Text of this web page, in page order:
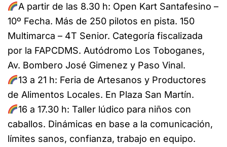
A partir de las 8.30 h: Open Kart Santafesino –
10º Fecha. Más de 250 pilotos en pista. 150
Multimarca – 4T Senior. Categoría fiscalizada
por la FAPCDMS. Autódromo Los Toboganes,
Av. Bombero José Gimenez y Paso Vinal.
13 a 21 h: Feria de Artesanos y Productores
de Alimentos Locales. En Plaza San Martín.
16 a 17.30 h: Taller lúdico para niños con
caballos. Dinámicas en base a la comunicación,
límites sanos, confianza, trabajo en equipo.